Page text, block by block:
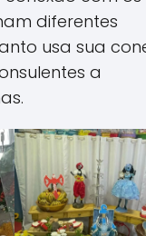
diferentes
usa sua
a